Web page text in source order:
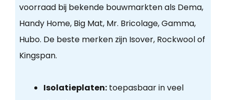
voorraad bij bekende bouwmarkten als Dema,
Handy Home, Big Mat, Mr. Bricolage, Gamma,
Hubo. De beste merken zijn Isover, Rockwool of
Kingspan.
Isolatieplaten:toepasbaar in veel